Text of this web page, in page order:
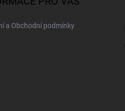
a Obchodní podmínky